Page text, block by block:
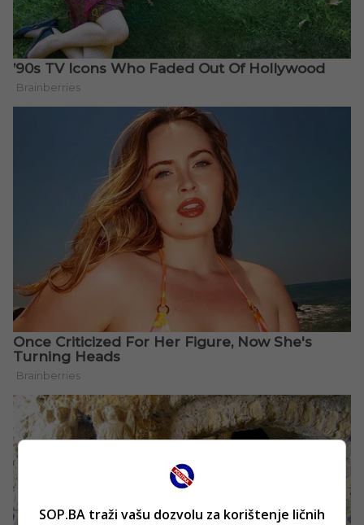
SOP.BA traži vašu dozvolu za korištenje ličnih